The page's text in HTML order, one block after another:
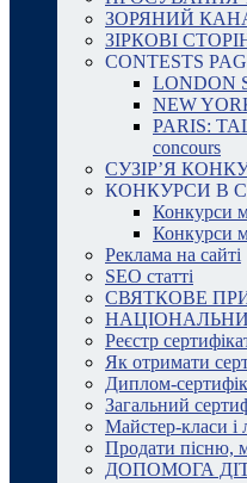
ЗОРЯНИЙ
ЗІРКОВІ
CONTESTS
LONDON
NEW
PARIS:
concours
СУЗІР’Я
КОНКУРСИ В
Конкурси
Конкурси
Реклама на сайті
SEO статті
СВЯТКОВЕ
Реєстр
Як отримати
Диплом-
Загальний
Майстер-класи і
Продати пісню,
ДОПОМОГА